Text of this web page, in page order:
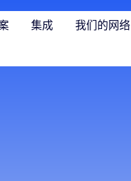
集成
我们的网络